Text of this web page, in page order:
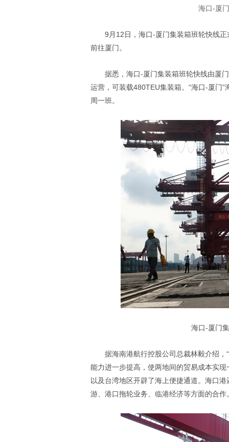
海口-厦
9月12日，海口-厦门集装箱班轮快线
前往厦门。
据悉，海口-厦门集装箱班轮快线由厦
运营，可装载480TEU集装箱。“海口-厦门
周一班。
海口-厦门
据海南港航行控股公司总裁林毅介绍
能力进一步提高，使两地间的贸易成本实
以及台湾地区开辟了海上便捷通道。海口
游、港口拖轮业务、临港经济等方面的合作